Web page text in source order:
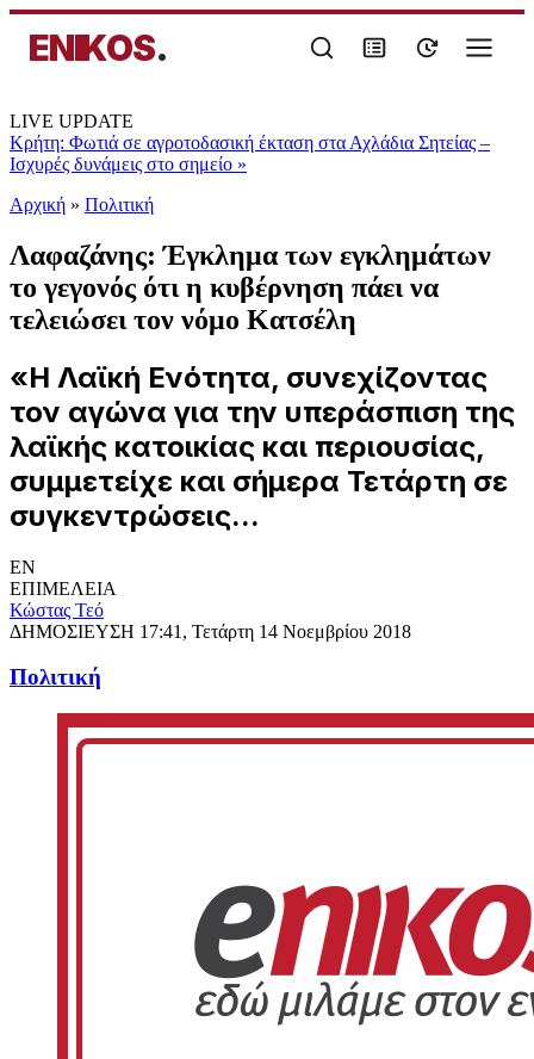
ENIKOS.
LIVE UPDATE
Κρήτη: Φωτιά σε αγροτοδασική έκταση στα Αχλάδια Σητείας –
Ισχυρές δυνάμεις στο σημείο »
Αρχική » Πολιτική
Λαφαζάνης: Έγκλημα των εγκλημάτων
το γεγονός ότι η κυβέρνηση πάει να
τελειώσει τον νόμο Κατσέλη
«Η Λαϊκή Ενότητα, συνεχίζοντας
τον αγώνα για την υπεράσπιση της
λαϊκής κατοικίας και περιουσίας,
συμμετείχε και σήμερα Τετάρτη σε
συγκεντρώσεις...
EN
ΕΠΙΜΕΛΕΙΑ
Κώστας Τεό
ΔΗΜΟΣΙΕΥΣΗ 17:41, Τετάρτη 14 Νοεμβρίου 2018
Πολιτική